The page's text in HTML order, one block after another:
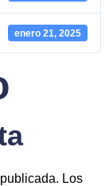
enero 21, 2025
Los